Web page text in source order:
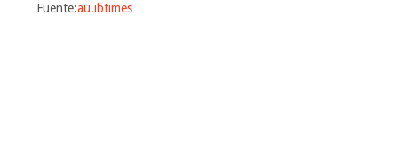
Fuente:au.ibtimes